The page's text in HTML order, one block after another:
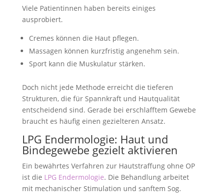
Viele Patientinnen haben bereits einiges
ausprobiert.
Cremes können die Haut pflegen.
Massagen können kurzfristig angenehm sein.
Sport kann die Muskulatur stärken.
Doch nicht jede Methode erreicht die tieferen
Strukturen, die für Spannkraft und Hautqualität
entscheidend sind. Gerade bei erschlafftem Gewebe
braucht es häufig einen gezielteren Ansatz.
LPG Endermologie: Haut und
Bindegewebe gezielt aktivieren
Ein bewährtes Verfahren zur Hautstraffung ohne OP
ist die LPG Endermologie. Die Behandlung arbeitet
mit mechanischer Stimulation und sanftem Sog.